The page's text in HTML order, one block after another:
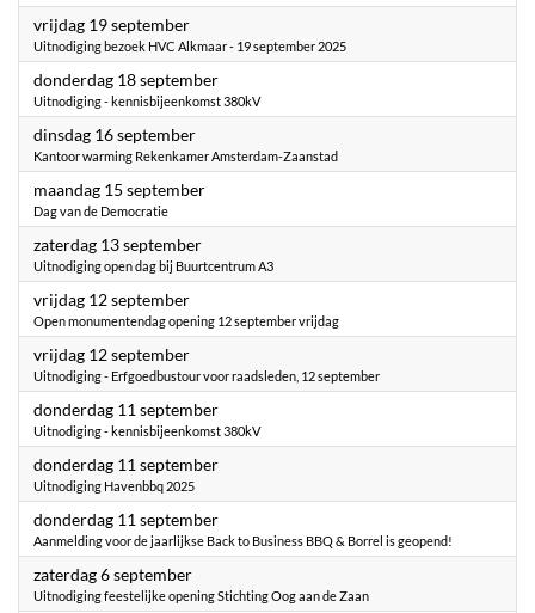
vrijdag 19 september2025
Uitnodiging bezoek HVC Alkmaar - 19 september 2025
donderdag 18 september2025
Uitnodiging - kennisbijeenkomst 380kV
dinsdag 16 september2025
Kantoor warming Rekenkamer Amsterdam-Zaanstad
maandag 15 september2025
Dag van de Democratie
zaterdag 13 september2025
Uitnodiging open dag bij Buurtcentrum A3
vrijdag 12 september2025
Open monumentendag opening 12 september vrijdag
vrijdag 12 september2025
Uitnodiging - Erfgoedbustour voor raadsleden, 12 september
donderdag 11 september2025
Uitnodiging - kennisbijeenkomst 380kV
donderdag 11 september2025
Uitnodiging Havenbbq 2025
donderdag 11 september2025
Aanmelding voor de jaarlijkse Back to Business BBQ & Borrel is geopend!
zaterdag 6 september2025
Uitnodiging feestelijke opening Stichting Oog aan de Zaan